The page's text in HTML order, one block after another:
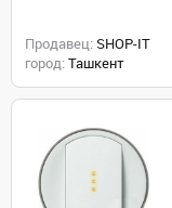
Продавец: SHOP-IT
город: Ташкент